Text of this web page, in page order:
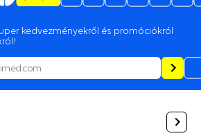
kedvezményekről és promóciókról